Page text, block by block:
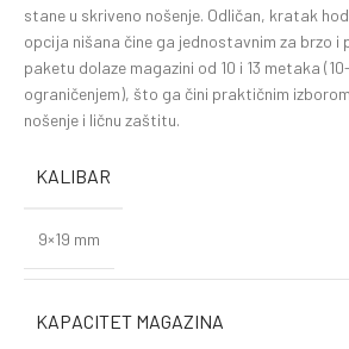
stane u skriveno nošenje. Odličan, kratak
opcija nišana čine ga jednostavnim za brzo i
paketu dolaze magazini od 10 i 13 metaka
ograničenjem), što ga čini praktičnim
nošenje i ličnu zaštitu.
KALIBAR
9×19 mm
KAPACITET MAGAZINA